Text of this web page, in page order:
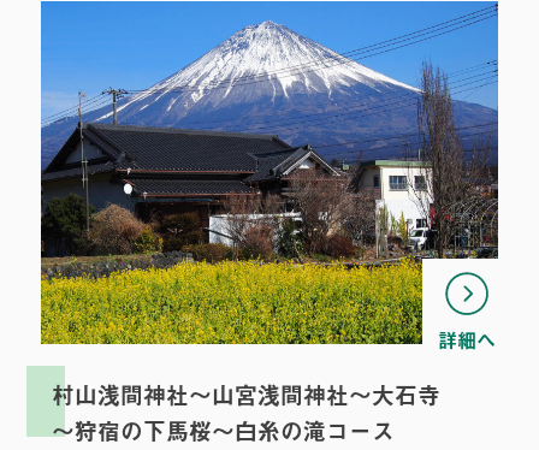
村山浅間神社～山宮浅間神社～大石寺
～狩宿の下馬桜～白糸の滝コース
詳細へ